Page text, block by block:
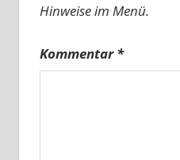
Hinweise im Menü.
Kommentar*